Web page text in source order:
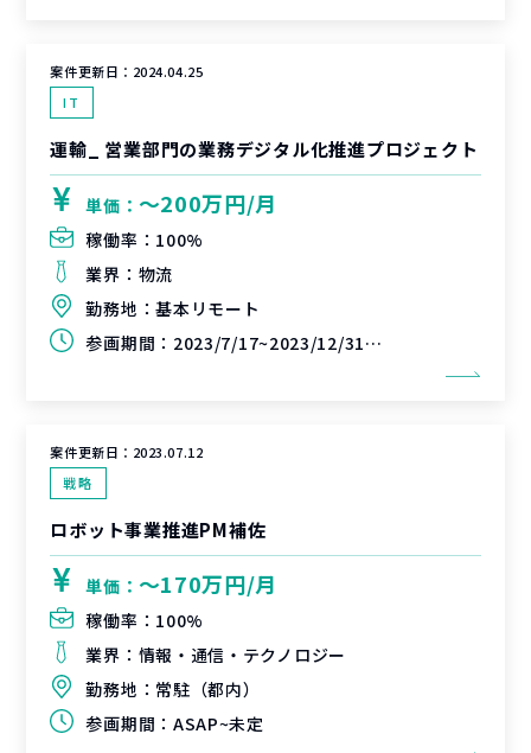
案件更新日： 2024.04.25
IT
運輸_ 営業部門の業務デジタル化推進プロジェクト
単価： 〜200万円/月
稼働率： 100%
業界： 物流
勤務地：基本リモート
参画期間： 2023/7/17~2023/12/31(延長可能性あり)
案件更新日： 2023.07.12
戦略
ロボット事業推進PM補佐
単価： 〜170万円/月
稼働率： 100%
業界： 情報・通信・テクノロジー
勤務地： 常駐（都内）
参画期間： ASAP~未定